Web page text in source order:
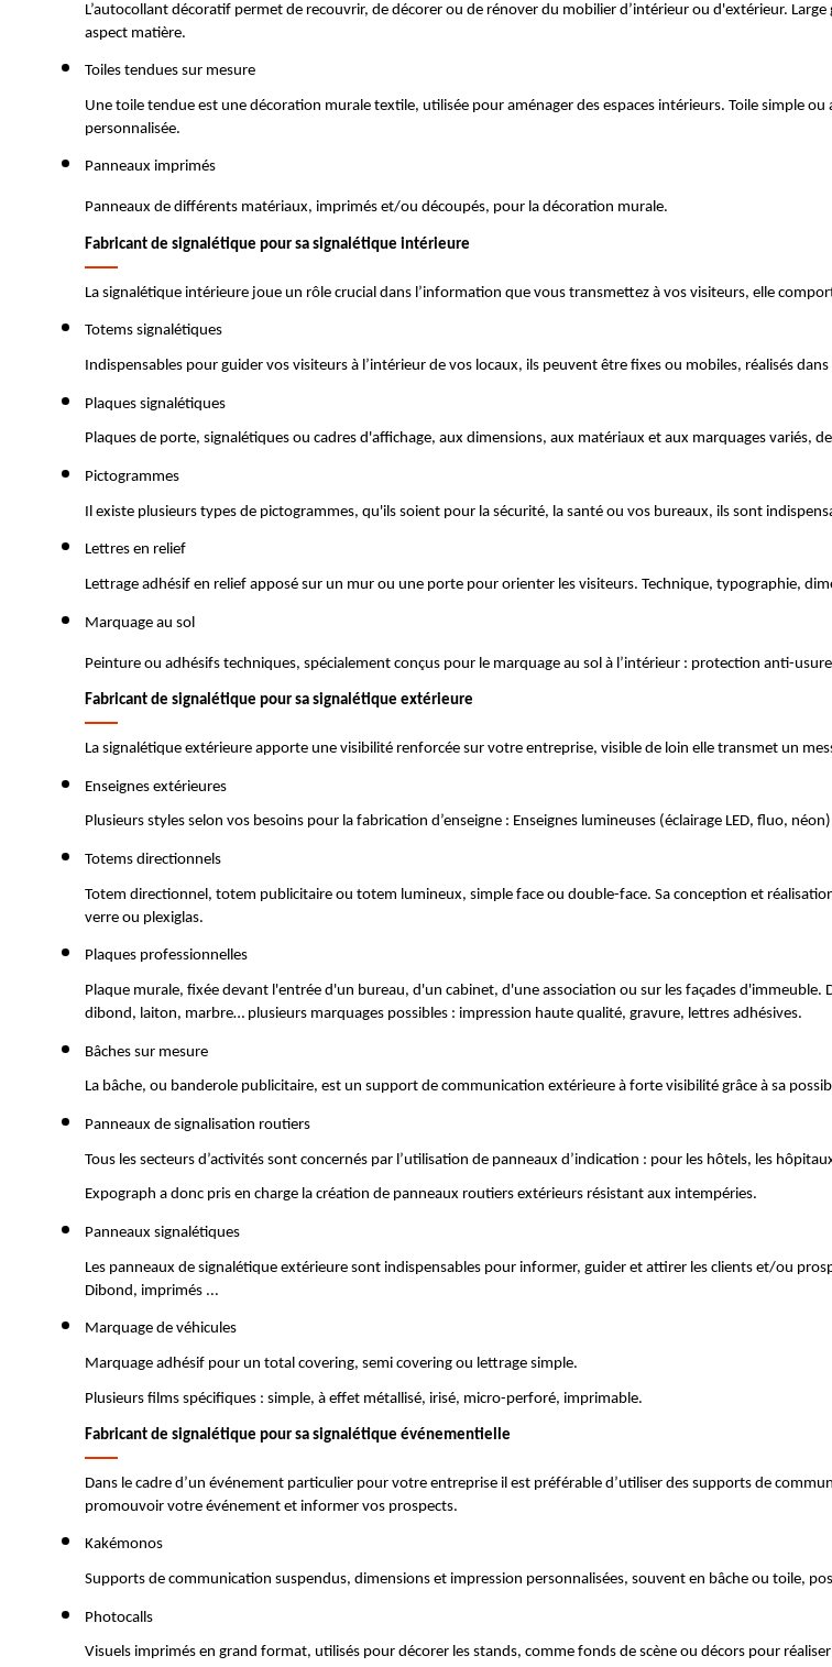
L’autocollant décoratif permet de recouvrir, de décorer ou de rénover du mobilier d’intérieur ou d'extérieur.
aspect matière.
Toiles tendues sur mesure
Une toile tendue est une décoration murale textile, utilisée pour aménager des espaces intérieurs. Toile simple
personnalisée.
Panneaux imprimés
Panneaux de différents matériaux, imprimés et/ou découpés, pour la décoration murale.
Fabricant de signalétique pour sa signalétique intérieure
La signalétique intérieure joue un rôle crucial dans l’information que vous transmettez à vos visiteurs, elle
Totems signalétiques
Indispensables pour guider vos visiteurs à l’intérieur de vos locaux, ils peuvent être fixes ou mobiles, réalisés
Plaques signalétiques
Plaques de porte, signalétiques ou cadres d'affichage, aux dimensions, aux matériaux et aux marquages variés,
Pictogrammes
Il existe plusieurs types de pictogrammes, qu'ils soient pour la sécurité, la santé ou vos bureaux, ils sont
Lettres en relief
Lettrage adhésif en relief apposé sur un mur ou une porte pour orienter les visiteurs. Technique, typographie,
Marquage au sol
Peinture ou adhésifs techniques, spécialement conçus pour le marquage au sol à l’intérieur : protection anti-
Fabricant de signalétique pour sa signalétique extérieure
La signalétique extérieure apporte une visibilité renforcée sur votre entreprise, visible de loin elle transmet un
Enseignes extérieures
Plusieurs styles selon vos besoins pour la fabrication d’enseigne : Enseignes lumineuses (éclairage LED, fluo,
Totems directionnels
Totem directionnel, totem publicitaire ou totem lumineux, simple face ou double-face. Sa conception et
verre ou plexiglas.
Plaques professionnelles
Plaque murale, fixée devant l'entrée d'un bureau, d'un cabinet, d'une association ou sur les façades
dibond, laiton, marbre… plusieurs marquages possibles : impression haute qualité, gravure, lettres adhésives.
Bâches sur mesure
La bâche, ou banderole publicitaire, est un support de communication extérieure à forte visibilité grâce à sa
Panneaux de signalisation routiers
Tous les secteurs d’activités sont concernés par l’utilisation de panneaux d’indication : pour les hôtels, les
Expograph a donc pris en charge la création de panneaux routiers extérieurs résistant aux intempéries.
Panneaux signalétiques
Les panneaux de signalétique extérieure sont indispensables pour informer, guider et attirer les clients et/ou
Dibond, imprimés ...
Marquage de véhicules
Marquage adhésif pour un total covering, semi covering ou lettrage simple.
Plusieurs films spécifiques : simple, à effet métallisé, irisé, micro-perforé, imprimable.
Fabricant de signalétique pour sa signalétique événementielle
Dans le cadre d’un événement particulier pour votre entreprise il est préférable d’utiliser des supports de
promouvoir votre événement et informer vos prospects.
Kakémonos
Supports de communication suspendus, dimensions et impression personnalisées, souvent en bâche ou toile,
Photocalls
Visuels imprimés en grand format, utilisés pour décorer les stands, comme fonds de scène ou décors pour